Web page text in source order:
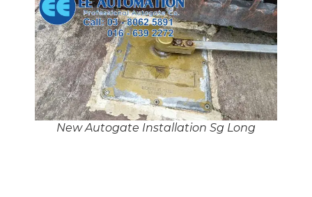
New Autogate Installation Sg Long